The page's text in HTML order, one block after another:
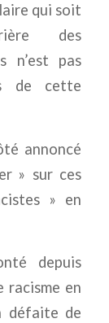
qui soit
des
n’est pas
de cette
annoncé
» sur ces
» en
depuis
racisme en
défaite de